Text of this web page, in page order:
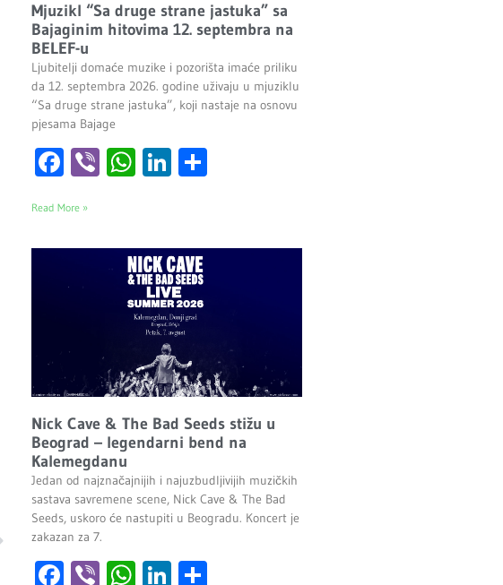
Mjuzikl “Sa druge strane jastuka” sa
Bajaginim hitovima 12. septembra na
BELEF-u
Ljubitelji domaće muzike i pozorišta imaće priliku
da 12. septembra 2026. godine uživaju u mjuziklu
“Sa druge strane jastuka”, koji nastaje na osnovu
pjesama Bajage
Facebook
ViberWhatsApp
LinkedIn
Read More »
Nick Cave & The Bad Seeds stižu u
Beograd – legendarni bend na
Kalemegdanu
Jedan od najznačajnijih i najuzbudljivijih muzičkih
sastava savremene scene, Nick Cave & The Bad
Seeds, uskoro će nastupiti u Beogradu. Koncert je
zakazan za 7.
Facebook
ViberWhatsApp
LinkedIn